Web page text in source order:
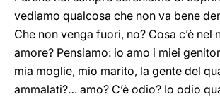
vediamo qualcosa che non va bene
Che non venga fuori, no? Cosa c’è nel
amore? Pensiamo: io amo i miei
mia moglie, mio marito, la gente del
ammalati?… amo? C’è odio? Io odio